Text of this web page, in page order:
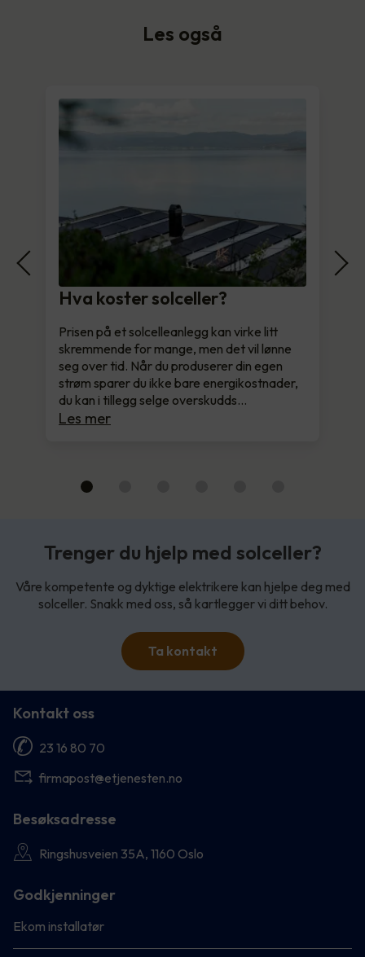
Les også
Hva koster solceller?
Prisen på et solcelleanlegg kan virke litt
skremmende for mange, men det vil lønne
seg over tid. Når du produserer din egen
strøm sparer du ikke bare energikostnader,
du kan i tillegg selge overskudds…
Les mer
Trenger du hjelp med solceller?
Våre kompetente og dyktige elektrikere kan hjelpe deg med
solceller. Snakk med oss, så kartlegger vi ditt behov.
Ta kontakt
Kontakt oss
23 16 80 70
firmapost@etjenesten.no
Besøksadresse
Ringshusveien 35A, 1160 Oslo
Godkjenninger
Ekom installatør